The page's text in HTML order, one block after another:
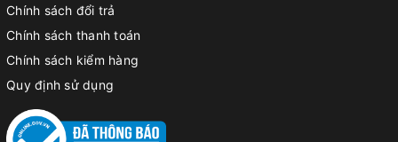
Chính sách đổi trả
Chính sách thanh toán
Chính sách kiểm hàng
Quy định sử dụng